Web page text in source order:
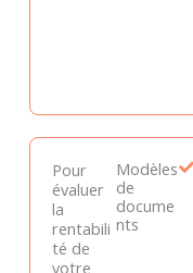
Pour
évaluer
la
rentabili
té de
votre
Modèles
de
docume
nts